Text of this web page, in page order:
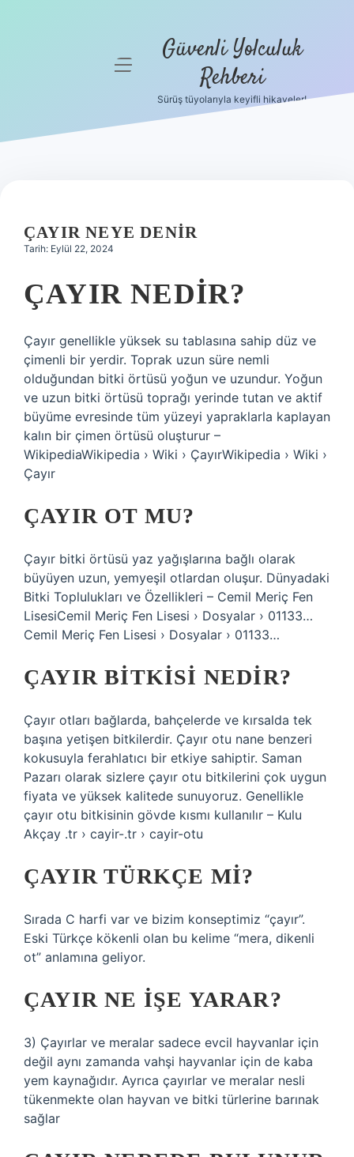
Hakkımızda
menüyü Güvenli Yolculuk
Rehberi
Sürüş tüyolarıyla keyifli hikayeler!
ÇAYIR NEYE DENIR
Tarih: Eylül 22, 2024
ÇAYIR NEDIR?
Çayır genellikle yüksek su tablasına sahip düz ve
çimenli bir yerdir. Toprak uzun süre nemli
olduğundan bitki örtüsü yoğun ve uzundur. Yoğun
ve uzun bitki örtüsü toprağı yerinde tutan ve aktif
büyüme evresinde tüm yüzeyi yapraklarla kaplayan
kalın bir çimen örtüsü oluşturur –
WikipediaWikipedia › Wiki › ÇayırWikipedia › Wiki ›
Çayır
ÇAYIR OT MU?
Çayır bitki örtüsü yaz yağışlarına bağlı olarak
büyüyen uzun, yemyeşil otlardan oluşur. Dünyadaki
Bitki Toplulukları ve Özellikleri – Cemil Meriç Fen
LisesiCemil Meriç Fen Lisesi › Dosyalar › 01133…
Cemil Meriç Fen Lisesi › Dosyalar › 01133…
ÇAYIR BITKISI NEDIR?
Çayır otları bağlarda, bahçelerde ve kırsalda tek
başına yetişen bitkilerdir. Çayır otu nane benzeri
kokusuyla ferahlatıcı bir etkiye sahiptir. Saman
Pazarı olarak sizlere çayır otu bitkilerini çok uygun
fiyata ve yüksek kalitede sunuyoruz. Genellikle
çayır otu bitkisinin gövde kısmı kullanılır – Kulu
Akçay .tr › cayir-.tr › cayir-otu
ÇAYIR TÜRKÇE MI?
Sırada C harfi var ve bizim konseptimiz “çayır”.
Eski Türkçe kökenli olan bu kelime “mera, dikenli
ot” anlamına geliyor.
ÇAYIR NE IŞE YARAR?
3) Çayırlar ve meralar sadece evcil hayvanlar için
değil aynı zamanda vahşi hayvanlar için de kaba
yem kaynağıdır. Ayrıca çayırlar ve meralar nesli
tükenmekte olan hayvan ve bitki türlerine barınak
sağlar